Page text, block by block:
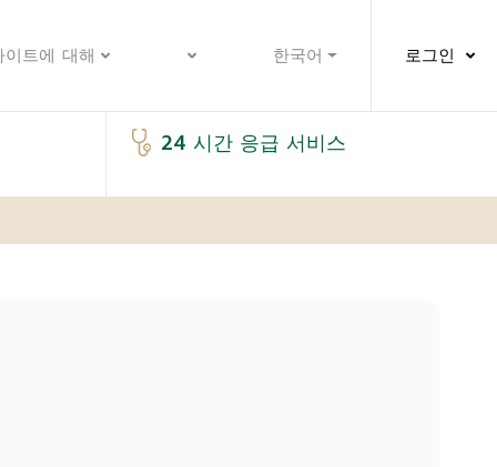
이트에 대해 한국어 로그인
24 시간 응급 서비스